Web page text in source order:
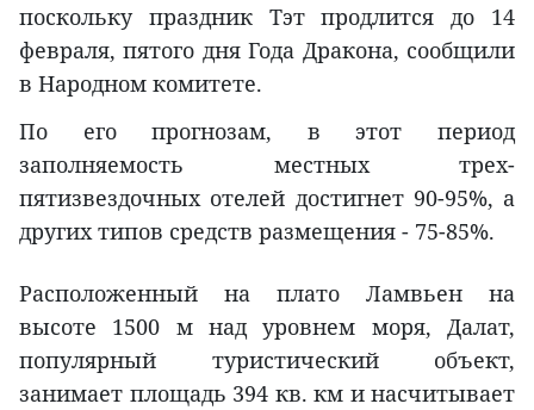
поскольку праздник Тэт продлится до 14
февраля, пятого дня Года Дракона, сообщили
в Народном комитете.
По его прогнозам, в этот период
заполняемость местных трех-
пятизвездочных отелей достигнет 90-95%, а
других типов средств размещения - 75-85%.
Расположенный на плато Ламвьен на
высоте 1500 м над уровнем моря, Далат,
популярный туристический объект,
занимает площадь 394 кв. км и насчитывает